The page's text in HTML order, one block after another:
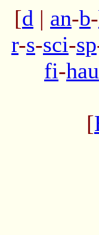
[d | an-b-
r-s-sci-sp
fi-hau
[